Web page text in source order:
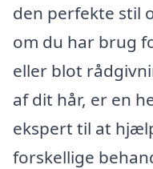
den perfekte stil
om du har brug
eller blot
af dit hår, er en
ekspert til at
forskellige